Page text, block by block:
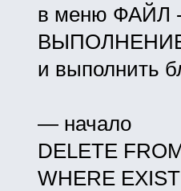
в меню
и выполнить
— начало
DELETE
WHERE